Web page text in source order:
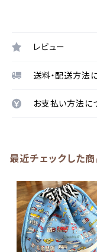
レビュー
送料・配送方法
お支払い方法に
最近チェックした